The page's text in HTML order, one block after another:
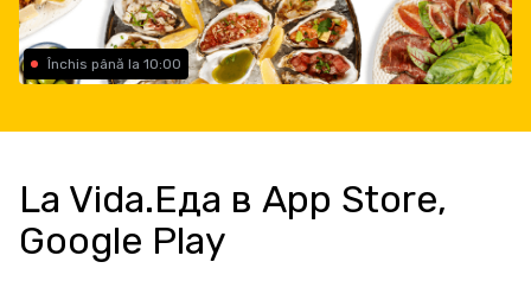
Închis până la 10:00
La Vida.Еда в App Store,
Google Play